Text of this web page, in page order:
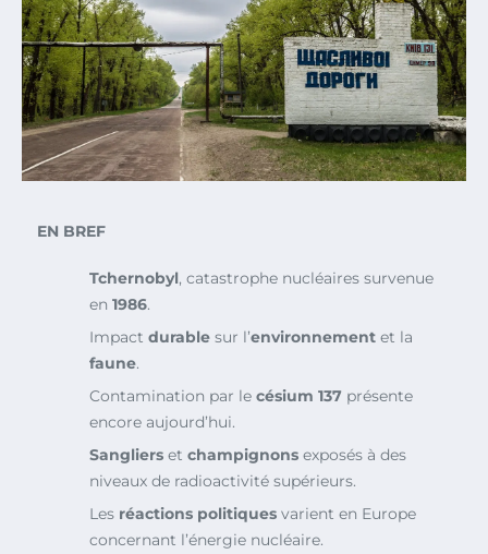
EN BREF
Tchernobyl, catastrophe nucléaires survenue
en 1986.
Impact durable sur l’environnement et la
faune.
Contamination par le césium 137 présente
encore aujourd’hui.
Sangliers et champignons exposés à des
niveaux de radioactivité supérieurs.
Les réactions politiques varient en Europe
concernant l’énergie nucléaire.